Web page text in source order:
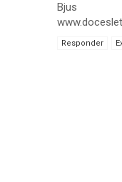
Bjus
Responder